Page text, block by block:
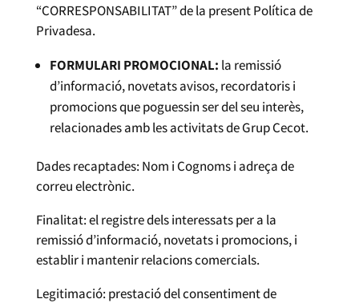
“CORRESPONSABILITAT” de la present Política de
Privadesa.
FORMULARI PROMOCIONAL: la remissió
d’informació, novetats avisos, recordatoris i
promocions que poguessin ser del seu interès,
relacionades amb les activitats de Grup Cecot.
Dades recaptades: Nom i Cognoms i adreça de
correu electrònic.
Finalitat: el registre dels interessats per a la
remissió d’informació, novetats i promocions, i
establir i mantenir relacions comercials.
Legitimació: prestació del consentiment de